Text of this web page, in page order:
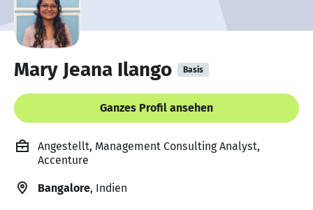
Mary Jeana Ilango Basis
Ganzes Profil ansehen
Angestellt, Management Consulting Analyst,
Accenture
Bangalore, Indien